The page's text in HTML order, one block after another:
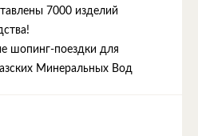
7000 изделий
шопинг-поездки для
Минеральных Вод